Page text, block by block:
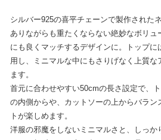
シルバー925の喜平チェーンで製作された
ありながらも重たくならない絶妙なボリュ
にも良くマッチするデザインに。トップ
用し、ミニマルな中にもさりげなく上質
ます。
首元に合わせやすい50cmの長さ設定で、
の内側からや、カットソーの上からバラン
トが楽しめます。
洋服の邪魔をしないミニマルさと、しっか